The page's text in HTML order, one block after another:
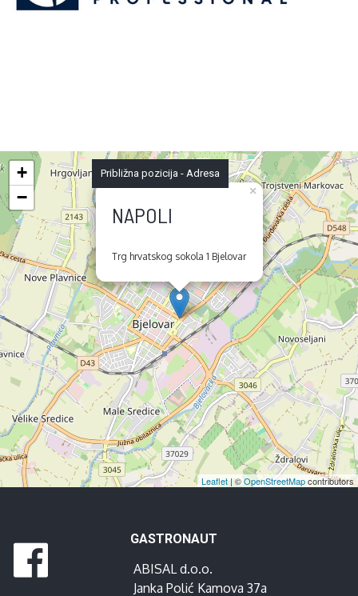
NAPOLI
Trg hrvatskog sokola 1 Bjelovar
×
+
−
Leaflet | ©OpenStreetMapcontributors
Približna pozicija - Adresa
GASTRONAUT
ABISAL d.o.o.
Janka Polić Kamova 37a